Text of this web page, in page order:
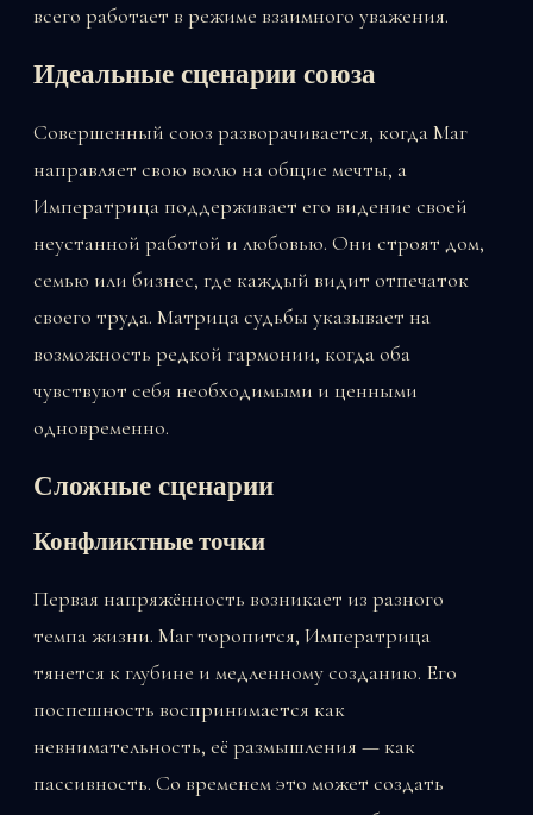
всего работает в режиме взаимного уважения.
Идеальные сценарии союза
Совершенный союз разворачивается, когда Маг
направляет свою волю на общие мечты, а
Императрица поддерживает его видение своей
неустанной работой и любовью. Они строят дом,
семью или бизнес, где каждый видит отпечаток
своего труда. Матрица судьбы указывает на
возможность редкой гармонии, когда оба
чувствуют себя необходимыми и ценными
одновременно.
Сложные сценарии
Конфликтные точки
Первая напряжённость возникает из разного
темпа жизни. Маг торопится, Императрица
тянется к глубине и медленному созданию. Его
поспешность воспринимается как
невнимательность, её размышления — как
пассивность. Со временем это может создать